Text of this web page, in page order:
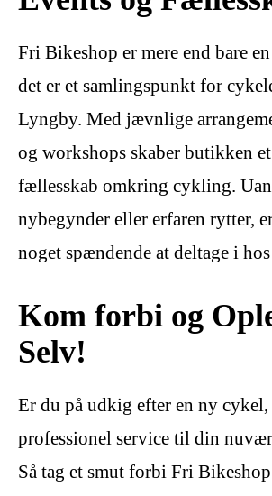
Fri Bikeshop er mere end bare
det er et samlingspunkt for
Lyngby. Med jævnlige
og workshops skaber butikken
fællesskab omkring cykling.
nybegynder eller erfaren rytter,
noget spændende at deltage i
Kom forbi og
Selv!
Er du på udkig efter en ny
professionel service til din
Så tag et smut forbi Fri